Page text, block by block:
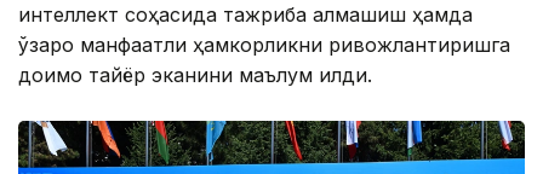
интеллект соҳасида тажриба алмашиш ҳамда
ўзаро манфаатли ҳамкорликни ривожлантиришга
доимо тайёр эканини маълум қилди.